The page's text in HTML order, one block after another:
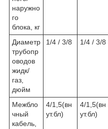
наружно
го
блока, кг
Диаметр
трубопр
оводов
жидк/
газ,
дюйм
1/4 / 3/8 1/4 / 3/8
Межбло
чный
кабель,
4/1,5(вн
ут.бл)
4/1,5(вн
ут.бл)